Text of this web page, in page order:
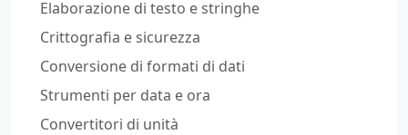
Elaborazione di testo e stringhe
Crittografia e sicurezza
Conversione di formati di dati
Strumenti per data e ora
Convertitori di unità